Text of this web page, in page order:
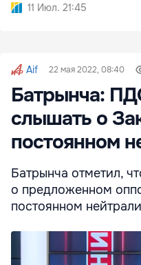
11 Июл. 21:45
Aif 22 мая 2022, 08:40
Батрынча:
слышать о
постоянном
Батрынча отметил,
о предложенном
постоянном